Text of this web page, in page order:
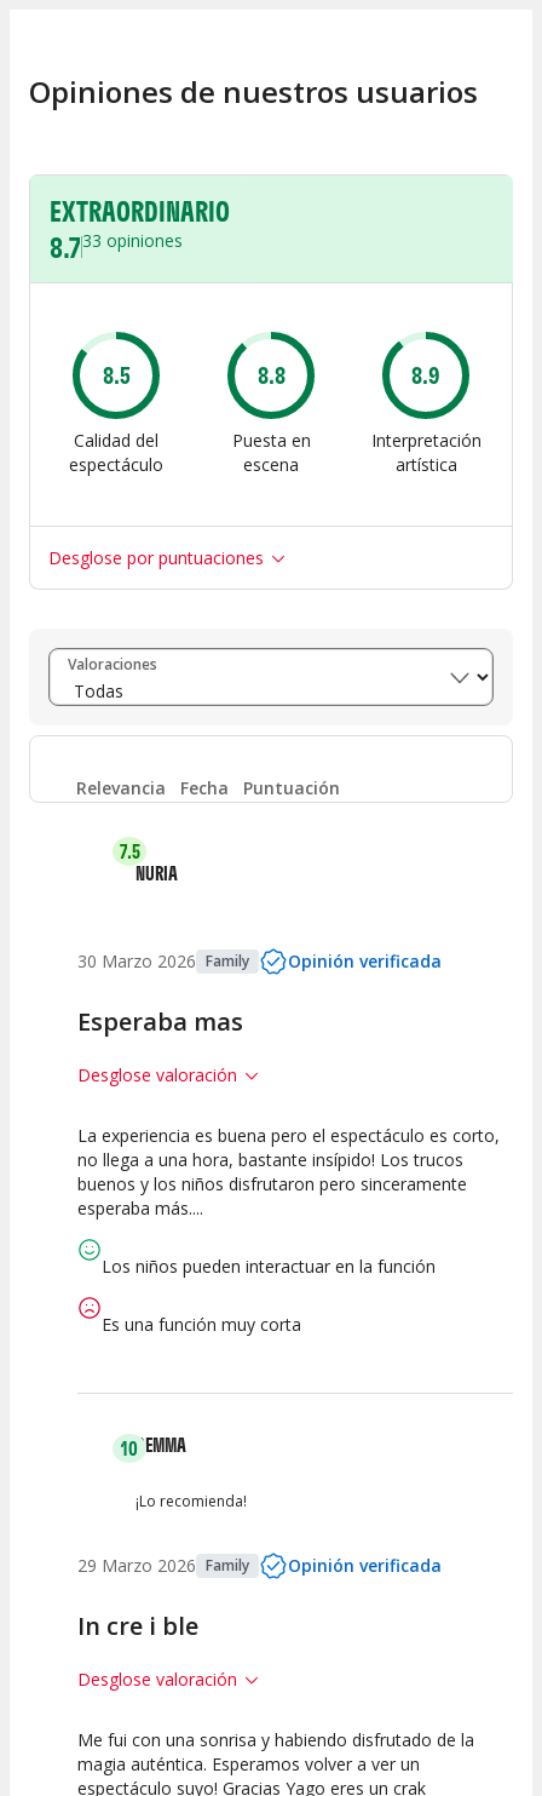
Opiniones de nuestros usuarios
EXTRAORDINARIO
8.733 opiniones
8.5
Calidad del
espectáculo
8.8
Puesta en
escena
8.9
Interpretación
artística
Desglose por puntuaciones
Entre 8 y 10 (26)
Entre 6 y 8 (4)
Entre 4 y 6 2
Entre 2 y 4 (
Valoraciones
Relevancia Fecha Puntuación
7.5
NURIA
30 Marzo 2026 Family Opinión verificada
Esperaba mas
Desglose valoración
5
Calidad del
Espectáculo
10
Puesta en
7.5
Interpretación
La experiencia es buena pero el espectáculo es corto,
no llega a una hora, bastante insípido! Los trucos
buenos y los niños disfrutaron pero sinceramente
esperaba más....
Los niños pueden interactuar en la función
Es una función muy corta
10GEMMA
¡Lo recomienda!
29 Marzo 2026 Family Opinión verificada
In cre i ble
Desglose valoración
10
Calidad del
10
Puesta en
10
Interpretación
Me fui con una sonrisa y habiendo disfrutado de la
magia auténtica. Esperamos volver a ver un
espectáculo suyo! Gracias Yago eres un crak